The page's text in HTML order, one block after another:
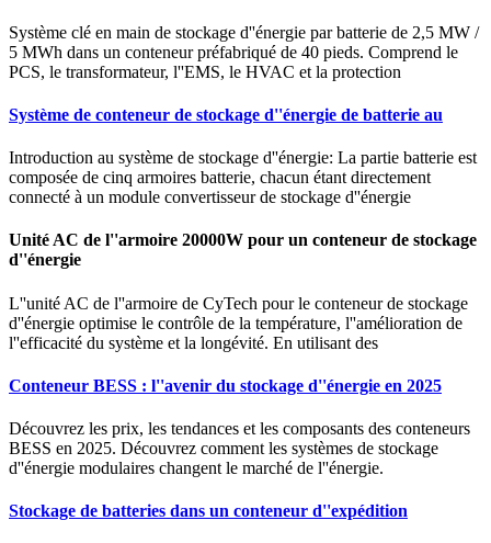
Système clé en main de stockage d''énergie par batterie de 2,5 MW /
5 MWh dans un conteneur préfabriqué de 40 pieds. Comprend le
PCS, le transformateur, l''EMS, le HVAC et la protection
Système de conteneur de stockage d''énergie de batterie au
Introduction au système de stockage d''énergie: La partie batterie est
composée de cinq armoires batterie, chacun étant directement
connecté à un module convertisseur de stockage d''énergie
Unité AC de l''armoire 20000W pour un conteneur de stockage
d''énergie
L''unité AC de l''armoire de CyTech pour le conteneur de stockage
d''énergie optimise le contrôle de la température, l''amélioration de
l''efficacité du système et la longévité. En utilisant des
Conteneur BESS : l''avenir du stockage d''énergie en 2025
Découvrez les prix, les tendances et les composants des conteneurs
BESS en 2025. Découvrez comment les systèmes de stockage
d''énergie modulaires changent le marché de l''énergie.
Stockage de batteries dans un conteneur d''expédition